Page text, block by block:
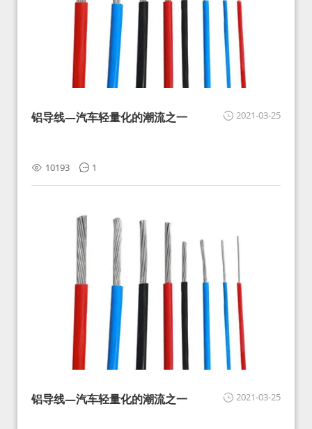
2021-03-25
铝导线—汽车轻量化的潮流之一
10193 1
2021-03-25
铝导线—汽车轻量化的潮流之一